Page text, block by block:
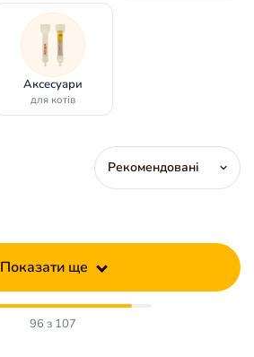
Аксесуари
для котів
Показати ще
96 з 107